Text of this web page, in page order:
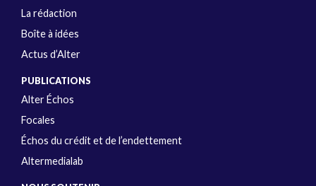
La rédaction
Boîte à idées
Actus d’Alter
PUBLICATIONS
Alter Échos
Focales
Échos du crédit et de l’endettement
Altermedialab